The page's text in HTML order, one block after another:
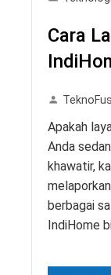
Cara
Apakah
Anda
khawatir,
berbagai
IndiHome